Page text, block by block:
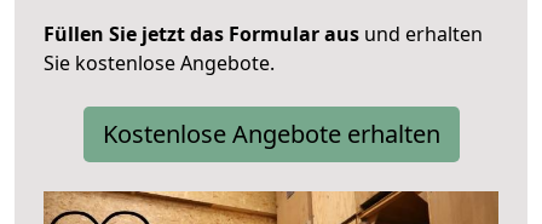
Füllen Sie jetzt das Formular aus und erhalten
Sie kostenlose Angebote.
Kostenlose Angebote erhalten